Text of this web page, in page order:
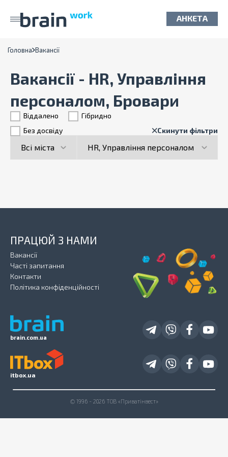
АНКЕТА
Головна Вакансії
Вакансії - HR, Управління
персоналом, Бровари
Віддалено
Гiбридно
Без досвіду
Скинути фільтри
brain.com.ua
ПРАЦЮЙ З НАМИ
Вакансії
Часті запитання
Контакти
Політика конфіденційності
itbox.ua
© 1996 - 2026 ТОВ «Приватінвест»